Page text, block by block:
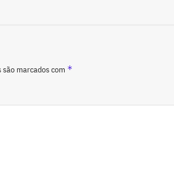
marcados com *